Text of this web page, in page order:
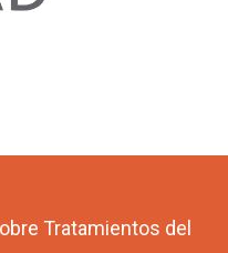
Tratamientos del